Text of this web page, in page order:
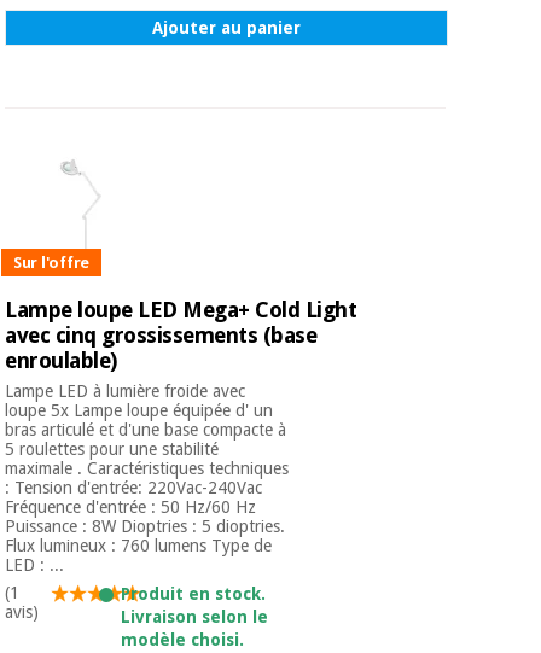
Ajouter au panier
Sur l'offre
Lampe loupe LED Mega+ Cold Light
avec cinq grossissements (base
enroulable)
Lampe LED à lumière froide avec
loupe 5x Lampe loupe équipée d' un
bras articulé et d'une base compacte à
5 roulettes pour une stabilité
maximale . Caractéristiques techniques
: Tension d'entrée: 220Vac-240Vac
Fréquence d'entrée : 50 Hz/60 Hz
Puissance : 8W Dioptries : 5 dioptries.
Flux lumineux : 760 lumens Type de
LED : ...
(1
avis)
Produit en stock.
Livraison selon le
modèle choisi.